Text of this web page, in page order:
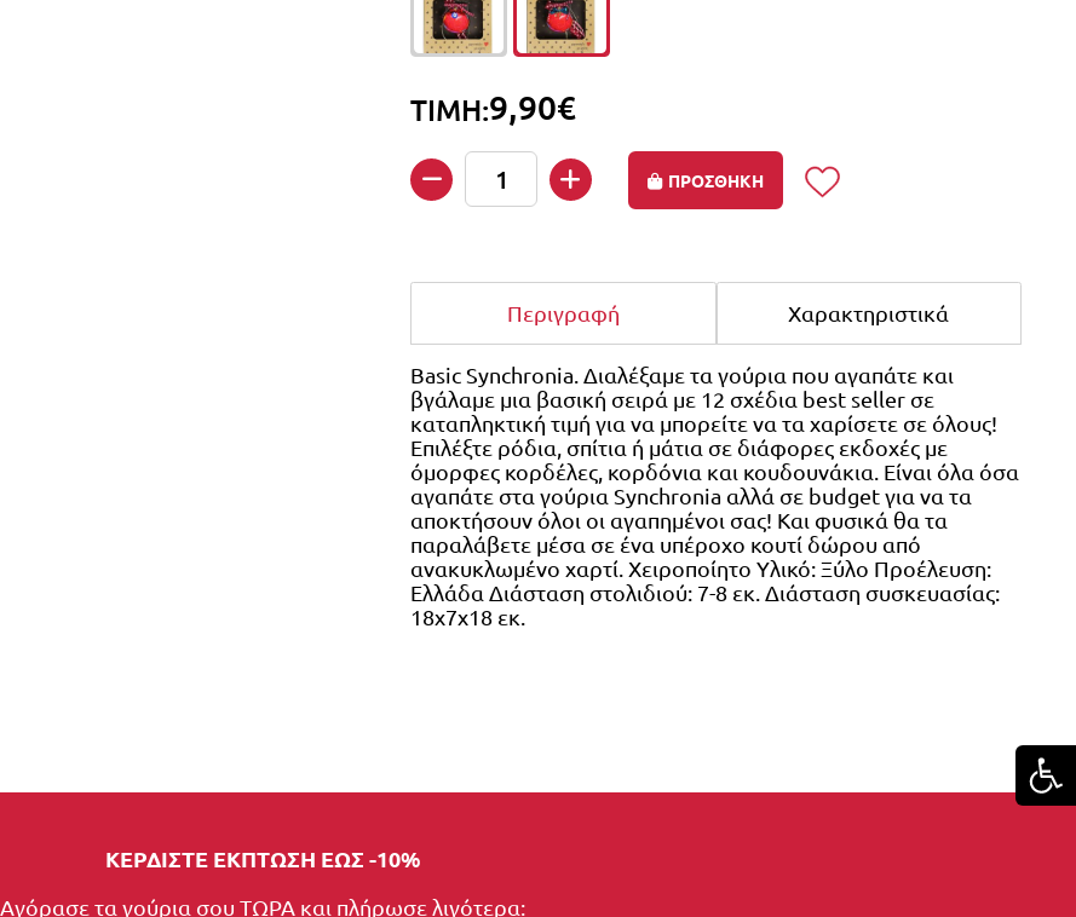
ΤΙΜΗ:9,90€
ΠΡΟΣΘΗΚΗ
Περιγραφή Χαρακτηριστικά
Basic Synchronia. Διαλέξαμε τα γούρια που αγαπάτε και
βγάλαμε μια βασική σειρά με 12 σχέδια best seller σε
καταπληκτική τιμή για να μπορείτε να τα χαρίσετε σε όλους!
Επιλέξτε ρόδια, σπίτια ή μάτια σε διάφορες εκδοχές με
όμορφες κορδέλες, κορδόνια και κουδουνάκια. Είναι όλα όσα
αγαπάτε στα γούρια Synchronia αλλά σε budget για να τα
αποκτήσουν όλοι οι αγαπημένοι σας! Και φυσικά θα τα
παραλάβετε μέσα σε ένα υπέροχο κουτί δώρου από
ανακυκλωμένο χαρτί. Χειροποίητο Υλικό: Ξύλο Προέλευση:
Ελλάδα Διάσταση στολιδιού: 7-8 εκ. Διάσταση συσκευασίας:
18x7x18 εκ.
ΚΕΡΔΙΣΤΕ ΕΚΠΤΩΣΗ ΕΩΣ -10%
Αγόρασε τα γούρια σου ΤΩΡΑ και πλήρωσε λιγότερα: